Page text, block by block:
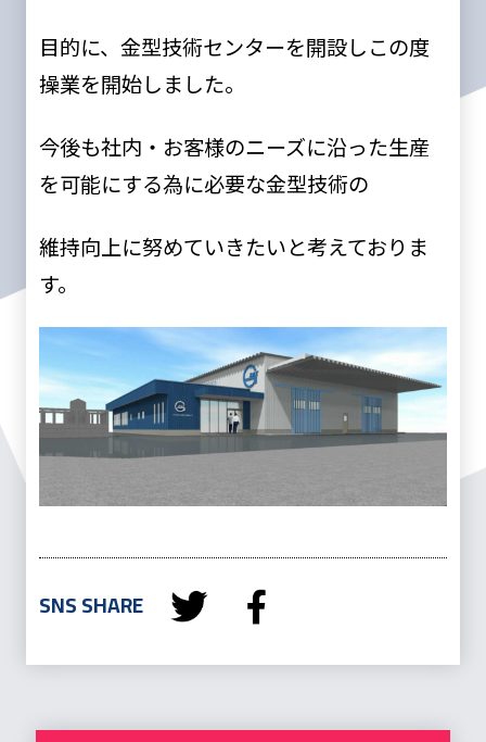
目的に、金型技術センターを開設しこの度
操業を開始しました。
今後も社内・お客様のニーズに沿った生産
を可能にする為に必要な金型技術の
維持向上に努めていきたいと考えておりま
す。